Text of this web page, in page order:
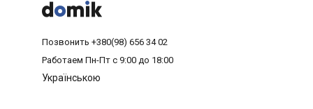



Позвонить +380(98) 656 34 02
Работаем Пн-Пт с 9:00 до 18:00
Українською